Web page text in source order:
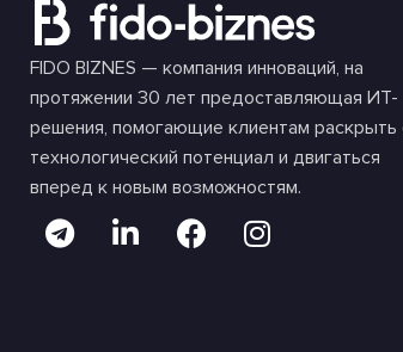
FIDO BIZNES — компания инноваций, на
протяжении 30 лет предоставляющая ИТ-
решения, помогающие клиентам раскрыть
технологический потенциал и двигаться
вперед к новым возможностям.